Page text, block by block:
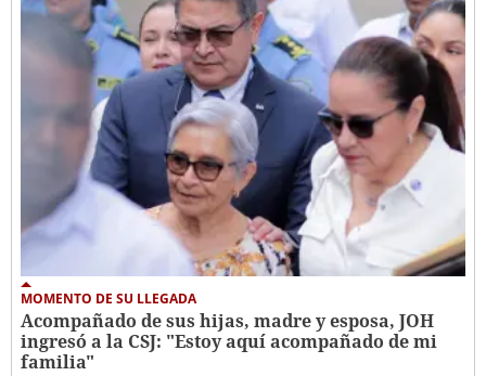
MOMENTO DE SU LLEGADA
Acompañado de sus hijas, madre y esposa, JOH
ingresó a la CSJ: "Estoy aquí acompañado de mi
familia"